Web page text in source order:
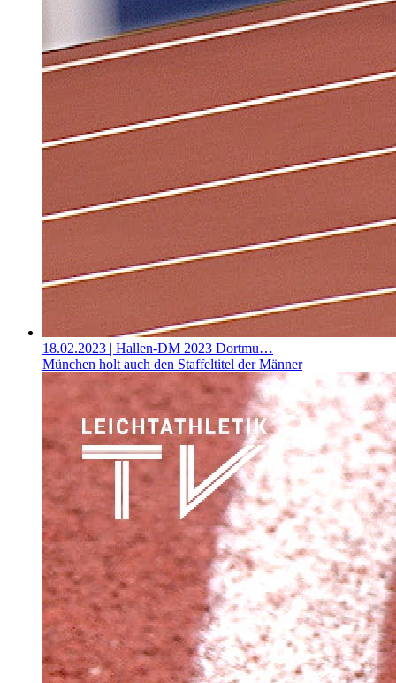
18.02.2023 | Hallen-DM 2023 Dortmu…
München holt auch den Staffeltitel der Männer